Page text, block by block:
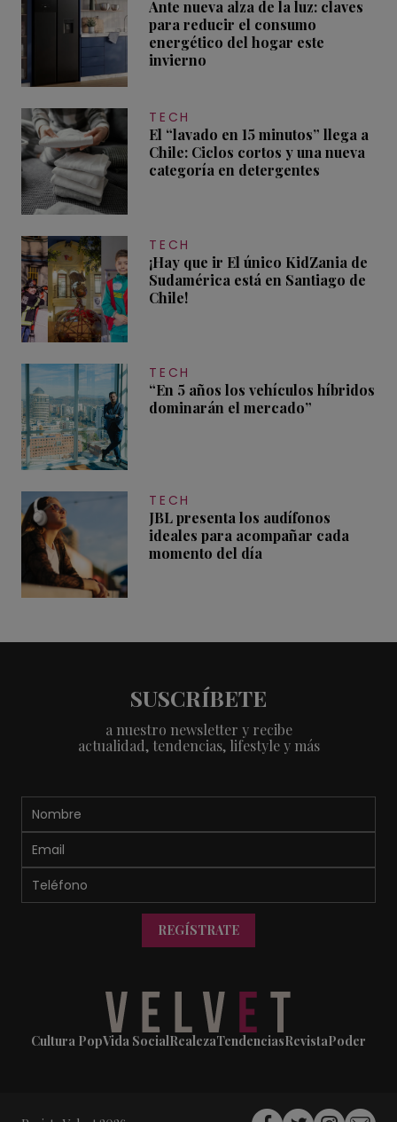
Ante nueva alza de la luz: claves
para reducir el consumo
energético del hogar este
invierno
TECH
El “lavado en 15 minutos” llega a
Chile: Ciclos cortos y una nueva
categoría en detergentes
TECH
¡Hay que ir El único KidZania de
Sudamérica está en Santiago de
Chile!
TECH
“En 5 años los vehículos híbridos
dominarán el mercado”
TECH
JBL presenta los audífonos
ideales para acompañar cada
momento del día
SUSCRÍBETE
a nuestro newsletter y recibe
actualidad, tendencias, lifestyle y más
REGÍSTRATE
Cultura PopVida SocialRealezaTendenciasRevistaPoder